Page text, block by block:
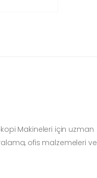
Makineleri için uzman
ofis malzemeleri ve